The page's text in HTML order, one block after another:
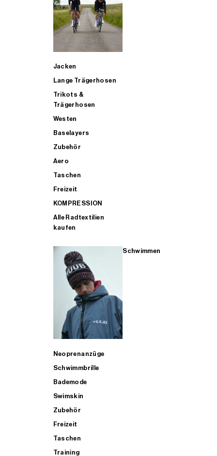
Jacken
Lange Trägerhosen
Trikots &
Trägerhosen
Westen
Baselayers
Zubehör
Aero
Taschen
Freizeit
KOMPRESSION
Alle Radtextilien
kaufen
Schwimmen
Neoprenanzüge
Schwimmbrille
Bademode
Swimskin
Zubehör
Freizeit
Taschen
Training
ALLE TRIATHLONARTIKEL FÜR MÄNNER KAUFEN